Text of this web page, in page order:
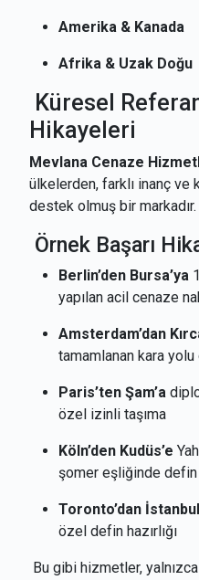
Amerika & Kanada
Afrika & Uzak Doğu
Küresel
Hikayeleri
Mevlana Cenaze
ülkelerden, farklı inanç
destek olmuş bir markadır.
Örnek Başarı
Berlin’den Bursa’ya
yapılan acil cenaze
Amsterdam’dan
tamamlanan kara
Paris’ten Şam’a
özel izinli taşıma
Köln’den Kudüs’e
şomer eşliğinde
Toronto’dan
özel defin hazırlığı
Bu gibi hizmetler,